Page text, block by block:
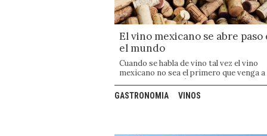
Nuevo León
+
Costa Rica
+
+
Dubai
+
El vino mexicano se abre paso
el mundo
Cuando se habla de vino tal vez el vino
mexicano no sea el primero que venga a
cabeza, pero quizás ya sea momento de
hacerlo.
GASTRONOMIA VINOS